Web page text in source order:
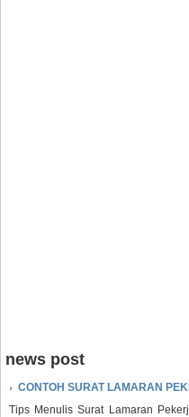
news post
CONTOH SURAT LAMARAN
Tips Menulis Surat Lamaran